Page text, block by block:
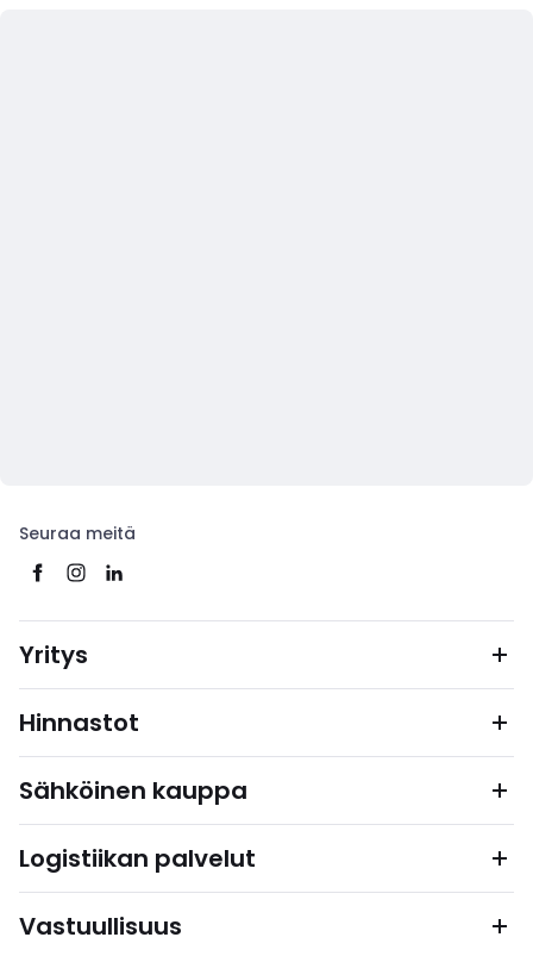
Seuraa meitä
Yritys
Hinnastot
Sähköinen kauppa
Logistiikan palvelut
Vastuullisuus